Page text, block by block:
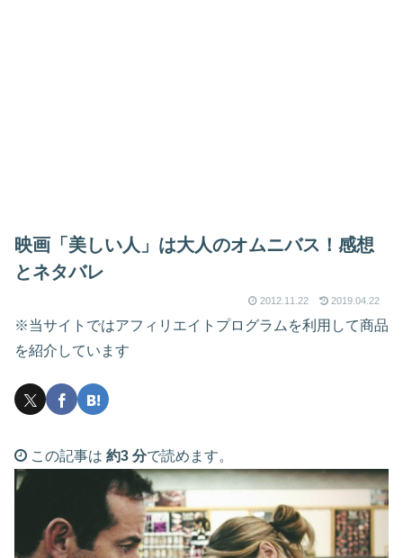
映画「美しい人」は大人のオムニバス！感想
とネタバレ
2012.11.22 2019.04.22
※当サイトではアフィリエイトプログラムを利用して商品
を紹介しています
この記事は 約3 分で読めます。